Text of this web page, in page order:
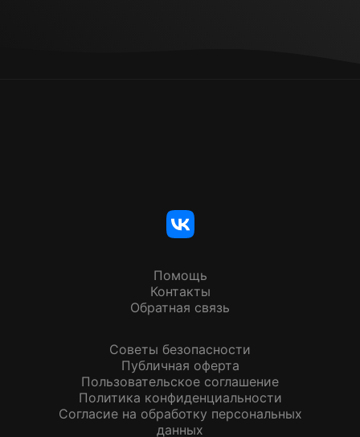
Помощь
Контакты
Обратная связь
Советы безопасности
Публичная оферта
Пользовательское соглашение
Политика конфиденциальности
Согласие на обработку персональных
данных